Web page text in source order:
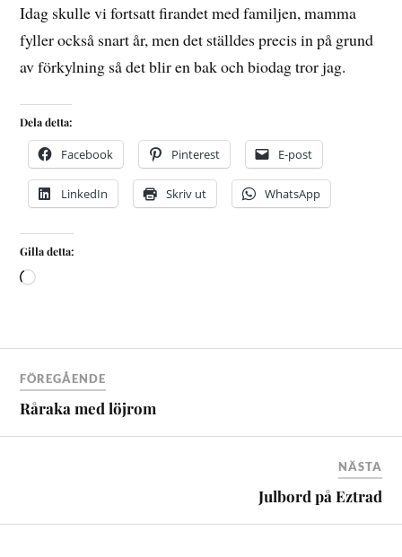
Idag skulle vi fortsatt firandet med familjen, mamma
fyller också snart år, men det ställdes precis in på grund
av förkylning så det blir en bak och biodag tror jag.
Dela detta:
Facebook Pinterest E-post
LinkedIn Skriv ut WhatsApp
Gilla detta:
FÖREGÅENDE
Råraka med löjrom
NÄSTA
Julbord på Eztrad